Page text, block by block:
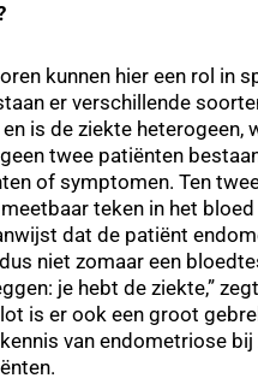
kunnen hier een rol in
er verschillende
is de ziekte heterogeen,
twee patiënten
of symptomen. Ten
teken in het
dat de patiënt
niet zomaar een
je hebt de ziekte,”
is er ook een groot
van endometriose bij